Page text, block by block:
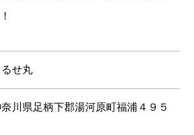
るせ丸
川県足柄下郡湯河原町福浦４９５